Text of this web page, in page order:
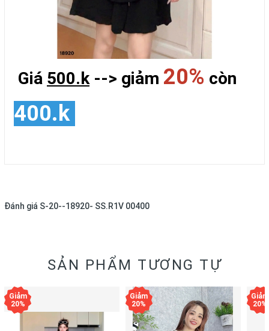
Giá 500.k--> giảm 20% còn
400.k
Đánh giá S-20--18920- SS.R1V 00400
SẢN PHẨM TƯƠNG TỰ